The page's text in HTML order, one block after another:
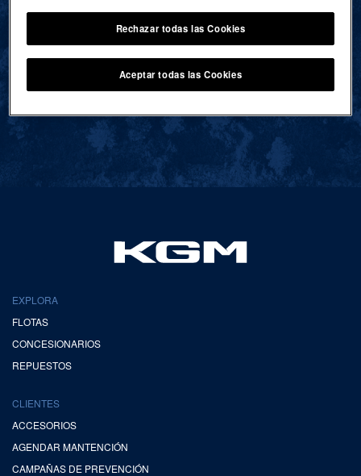
VOLVER AL INICIO
EXPLORA
FLOTAS
CONCESIONARIOS
REPUESTOS
CLIENTES
ACCESORIOS
AGENDAR MANTENCIÓN
CAMPAÑAS DE PREVENCIÓN
Rechazar todas las Cookies
Aceptar todas las Cookies